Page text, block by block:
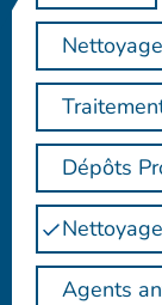
Dépôts
Agents